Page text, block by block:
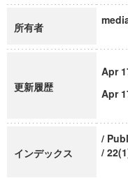
所有者
更新履歴
Apr
Apr
インデックス
/
/